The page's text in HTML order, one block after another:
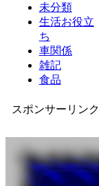
未分類
生活お役立
ち
車関係
雑記
食品
スポンサーリンク